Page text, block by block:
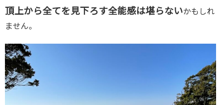
頂上から全てを見下ろす全能感は堪らないかもしれ
ません。